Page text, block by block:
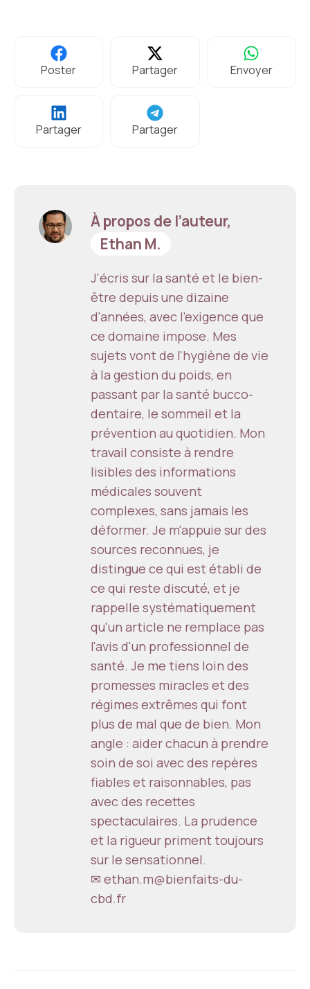
Poster Partager Envoyer
Partager Partager
À propos de l’auteur,
Ethan M.
J'écris sur la santé et le bien-
être depuis une dizaine
d'années, avec l'exigence que
ce domaine impose. Mes
sujets vont de l'hygiène de vie
à la gestion du poids, en
passant par la santé bucco-
dentaire, le sommeil et la
prévention au quotidien. Mon
travail consiste à rendre
lisibles des informations
médicales souvent
complexes, sans jamais les
déformer. Je m'appuie sur des
sources reconnues, je
distingue ce qui est établi de
ce qui reste discuté, et je
rappelle systématiquement
qu'un article ne remplace pas
l'avis d'un professionnel de
santé. Je me tiens loin des
promesses miracles et des
régimes extrêmes qui font
plus de mal que de bien. Mon
angle : aider chacun à prendre
soin de soi avec des repères
fiables et raisonnables, pas
avec des recettes
spectaculaires. La prudence
et la rigueur priment toujours
sur le sensationnel.
✉ ethan.m@bienfaits-du-
cbd.fr